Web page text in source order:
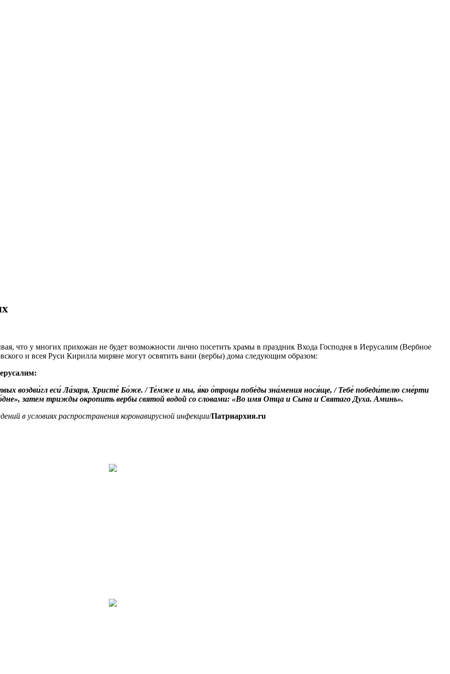
что у многих прихожан не будет возможности лично посетить храмы в праздник Входа Господня в Иерусалим (Вербное
и всея Руси Кирилла миряне могут освятить ваии (вербы) дома следующим образом:
воздви́гл еси́ Ла́заря, Христе́ Бо́же. / Те́мже и мы, я́ко о́троцы побе́ды зна́мения нося́ще, / Тебе́ победи́телю сме́рти
затем трижды окропить вербы святой водой со словами: «Во имя Отца и Сына и Святаго Духа. Аминь».
в условиях распространения коронавирусной инфекции/Патриархия.ru